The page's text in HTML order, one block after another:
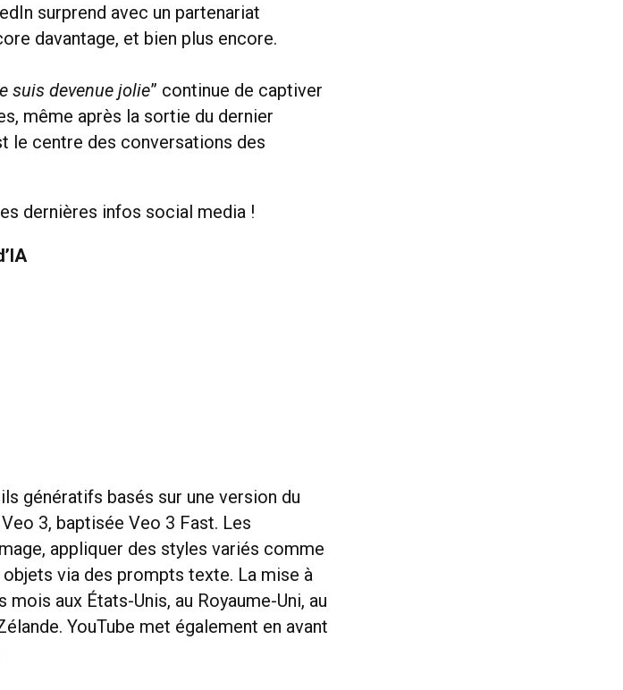
surprend avec un partenariat
davantage, et bien plus encore.
suis devenue jolie” continue de captiver
même après la sortie du dernier
le centre des conversations des
dernières infos social media !
génératifs basés sur une version du
3, baptisée Veo 3 Fast. Les
appliquer des styles variés comme
via des prompts texte. La mise à
aux États-Unis, au Royaume-Uni, au
YouTube met également en avant